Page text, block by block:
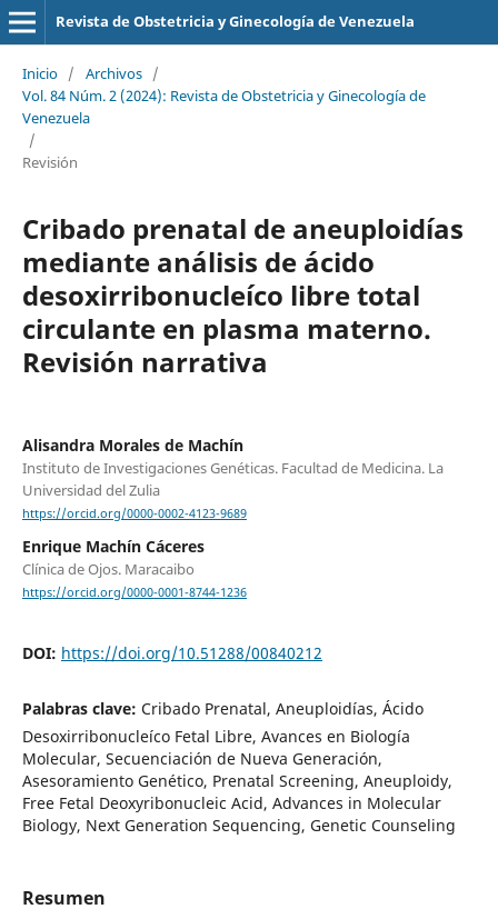
Revista de Obstetricia y Ginecología de Venezuela
Inicio / Archivos /
Vol. 84 Núm. 2 (2024): Revista de Obstetricia y Ginecología de
Venezuela
/
Revisión
Cribado prenatal de aneuploidías
mediante análisis de ácido
desoxirribonucleíco libre total
circulante en plasma materno.
Revisión narrativa
Alisandra Morales de Machín
Instituto de Investigaciones Genéticas. Facultad de Medicina. La
Universidad del Zulia
https://orcid.org/0000-0002-4123-9689
Enrique Machín Cáceres
Clínica de Ojos. Maracaibo
https://orcid.org/0000-0001-8744-1236
DOI: https://doi.org/10.51288/00840212
Palabras clave: Cribado Prenatal, Aneuploidías, Ácido
Desoxirribonucleíco Fetal Libre, Avances en Biología
Molecular, Secuenciación de Nueva Generación,
Asesoramiento Genético, Prenatal Screening, Aneuploidy,
Free Fetal Deoxyribonucleic Acid, Advances in Molecular
Biology, Next Generation Sequencing, Genetic Counseling
Resumen